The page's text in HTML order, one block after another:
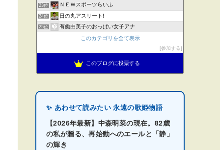
23位 ＮＥＷスポーツらいふ
24位 日の丸アスリート!
25位 有働由美子のおっぱい女子アナ
このカテゴリを全て表示
参加する
このブログに投票する
✨ あわせて読みたい 永遠の歌姫物語
【2026年最新】中森明菜の現在。82歳
の私が贈る、再始動へのエールと「静」
の輝き